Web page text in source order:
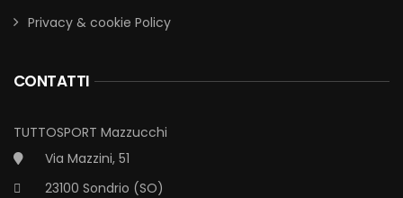
Privacy & cookie Policy
CONTATTI
TUTTOSPORT Mazzucchi
Via Mazzini, 51
23100 Sondrio (SO)